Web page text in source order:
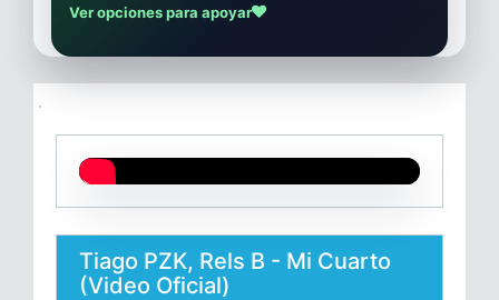
Ver opciones para apoyar
Tiago PZK, Rels B - Mi Cuarto
(Video Oficial)